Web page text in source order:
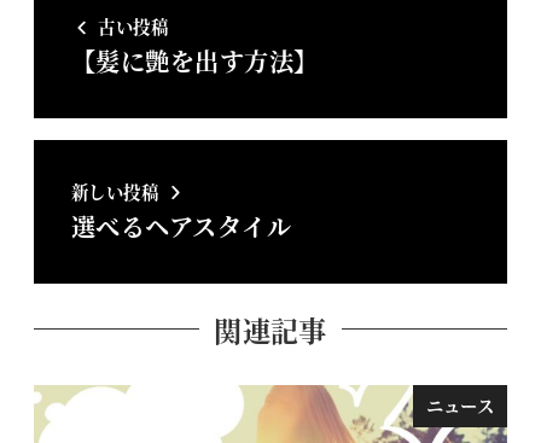
古い投稿
【髪に艶を出す方法】
新しい投稿
選べるヘアスタイル
関連記事
ニュース